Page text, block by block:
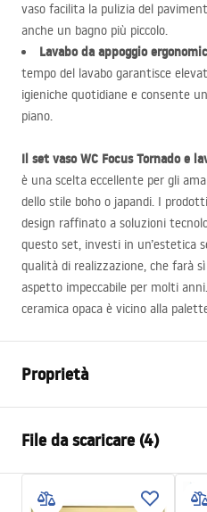
vaso facilita la pulizia del
anche un bagno più piccolo.
Lavabo da appoggio
tempo del lavabo garantisce
igieniche quotidiane e consente
piano.
Il set vaso WC Focus Tornado e
è una scelta eccellente per gli
dello stile boho o japandi. I
design raffinato a soluzioni
questo set, investi in un’estetica
qualità di realizzazione, che farà
aspetto impeccabile per molti
ceramica opaca è vicino alla
Proprietà
Sistema di scarico
Colore
Finitura
File da scaricare (4)